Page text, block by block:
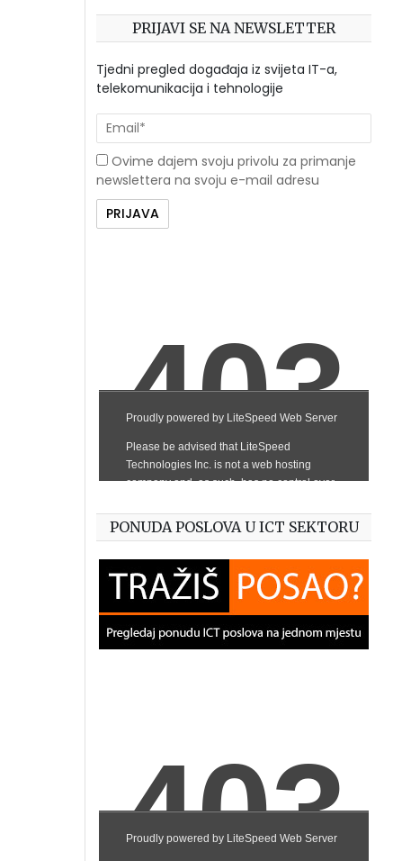
PRIJAVI SE NA NEWSLETTER
Tjedni pregled događaja iz svijeta IT-a,
telekomunikacija i tehnologije
Ovime dajem svoju privolu za primanje
newslettera na svoju e-mail adresu
PONUDA POSLOVA U ICT SEKTORU